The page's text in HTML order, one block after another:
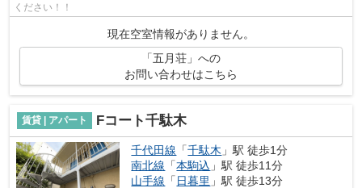
ください！！
現在空室情報がありません。
「五月荘」への
お問い合わせはこちら
賃貸 | アパート Fコート千駄木
千代田線 「千駄木 」駅 徒歩1分
南北線 「本駒込 」駅 徒歩11分
山手線 「 日暮里 」駅 徒歩13分